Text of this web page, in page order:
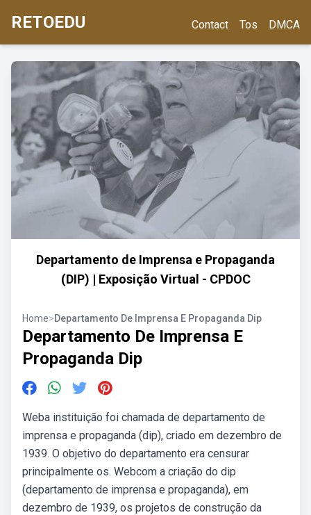
RETOEDU Contact Tos DMCA
Departamento de Imprensa e Propaganda
(DIP) | Exposição Virtual - CPDOC
Home>Departamento De Imprensa E Propaganda Dip
Departamento De Imprensa E
Propaganda Dip
Weba instituição foi chamada de departamento de
imprensa e propaganda (dip), criado em dezembro de
1939. O objetivo do departamento era censurar
principalmente os. Webcom a criação do dip
(departamento de imprensa e propaganda), em
dezembro de 1939, os projetos de construção da